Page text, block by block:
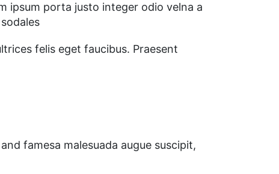
ipsum porta justo integer odio velna a
felis eget faucibus. Praesent
famesa malesuada augue suscipit,